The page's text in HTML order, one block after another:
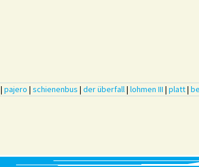
| pajero | schienenbus | der überfall | lohmen III | platt|